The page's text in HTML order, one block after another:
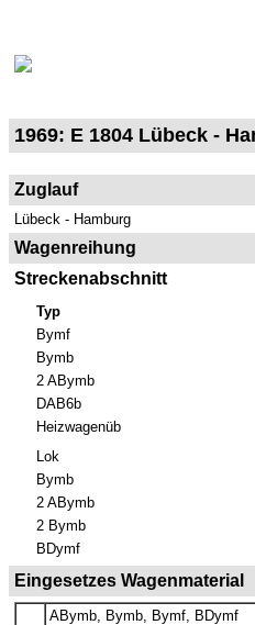
1969: E 1804 Lübeck -
Zuglauf
Lübeck - Hamburg
Wagenreihung
Streckenabschnitt
Typ
Bymf
Bymb
2 ABymb
DAB6b
Heizwagenüb
Lok
Bymb
2 ABymb
2 Bymb
BDymf
Eingesetzes Wagenmaterial
ABymb, Bymb, Bymf, BDymf